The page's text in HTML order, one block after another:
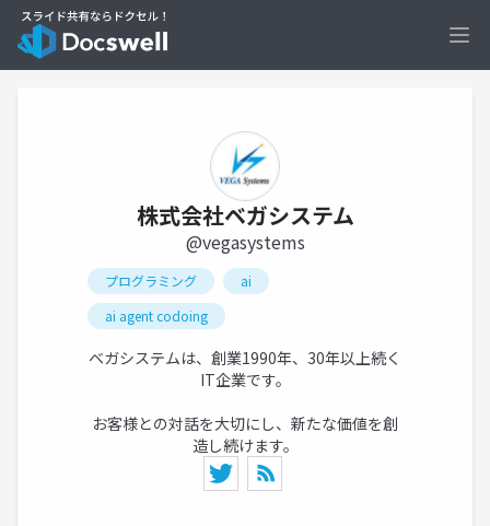
株式会社ベガシステム
@vegasystems
プログラミング
ai
ai agent codoing
ベガシステムは、創業1990年、30年以上続く
IT企業です。
お客様との対話を大切にし、新たな価値を創
造し続けます。